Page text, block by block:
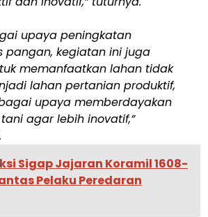
upaya peningkatan
pangan, kegiatan ini juga
memanfaatkan lahan tidak
lahan pertanian produktif,
upaya memberdayakan
agar lebih inovatif,”
Sigap Jajaran Koramil 1608-
Pelaku Peredaran